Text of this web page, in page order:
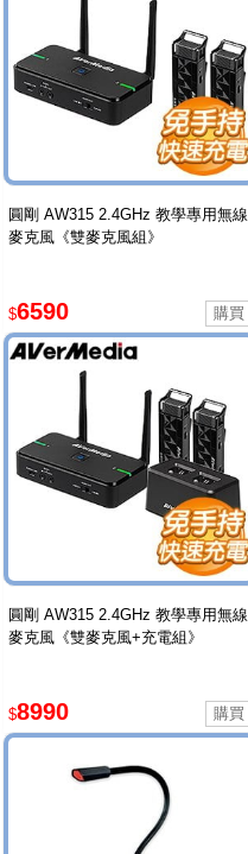
圓剛 AW315 2.4GHz 教學專用無線
麥克風《雙麥克風組》
$6590
圓剛 AW315 2.4GHz 教學專用無線
麥克風《雙麥克風+充電組》
$8990